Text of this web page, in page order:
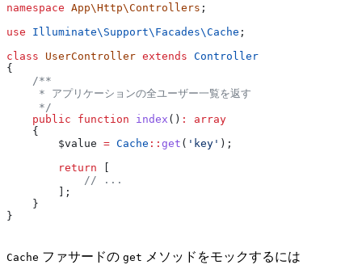
namespace App\Http\Controllers ;
use Illuminate\Support\Facades\Cache ;
class UserController extends Controller
{
    /**
     * アプリケーションの全ユーザー一覧を返す
     */
    public
function index () :
array
    {
        $value
= Cache :: get ( 'key' );
        return
            // ...
        ];
    }
}
Cache ファサードの get メソッドをモックするには